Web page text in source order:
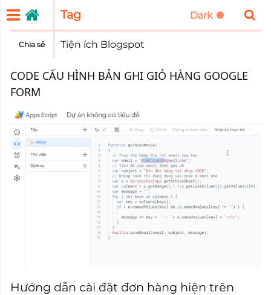
Tag
Chia sẻ Tiện ích Blogspot
CODE CẤU HÌNH BẢN GHI GIỎ HÀNG GOOGLE
FORM
Hướng dẫn cài đặt đơn hàng hiện trên